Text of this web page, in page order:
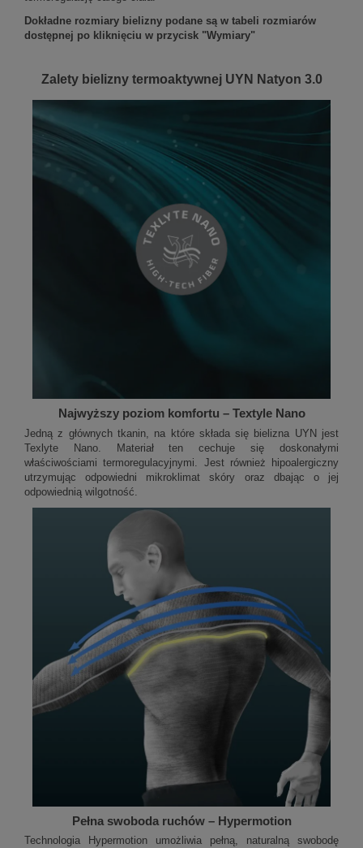
Dokładne rozmiary bielizny podane są w tabeli rozmiarów
dostępnej po kliknięciu w przycisk "Wymiary"
Zalety bielizny termoaktywnej UYN Natyon 3.0
Najwyższy poziom komfortu – Textyle Nano
Jedną z głównych tkanin, na które składa się bielizna UYN jest
Texlyte Nano. Materiał ten cechuje się doskonałymi
właściwościami termoregulacyjnymi. Jest również hipoalergiczny
utrzymując odpowiedni mikroklimat skóry oraz dbając o jej
odpowiednią wilgotność.
Pełna swoboda ruchów – Hypermotion
Technologia Hypermotion umożliwia pełną, naturalną swobodę